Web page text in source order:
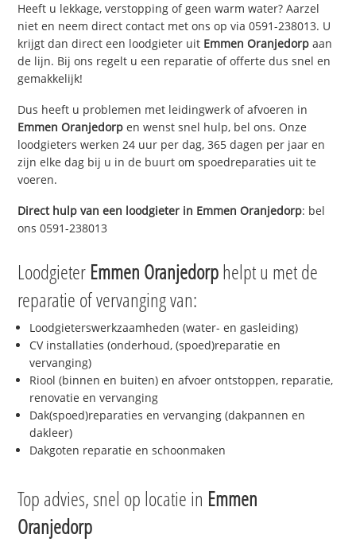
Heeft u lekkage, verstopping of geen warm water? Aarzel
niet en neem direct contact met ons op via 0591-238013. U
krijgt dan direct een loodgieter uit Emmen Oranjedorp aan
de lijn. Bij ons regelt u een reparatie of offerte dus snel en
gemakkelijk!
Dus heeft u problemen met leidingwerk of afvoeren in
Emmen Oranjedorp en wenst snel hulp, bel ons. Onze
loodgieters werken 24 uur per dag, 365 dagen per jaar en
zijn elke dag bij u in de buurt om spoedreparaties uit te
voeren.
Direct hulp van een loodgieter in Emmen Oranjedorp: bel
ons 0591-238013
Loodgieter Emmen Oranjedorphelpt u met de
reparatie of vervanging van:
Loodgieterswerkzaamheden (water- en gasleiding)
CV installaties (onderhoud, (spoed)reparatie en
vervanging)
Riool (binnen en buiten) en afvoer ontstoppen, reparatie,
renovatie en vervanging
Dak(spoed)reparaties en vervanging (dakpannen en
dakleer)
Dakgoten reparatie en schoonmaken
Top advies, snel op locatie in Emmen
Oranjedorp